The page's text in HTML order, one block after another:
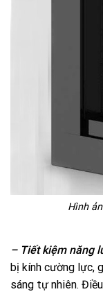
Hình
– Tiết kiệm năng
bị kính cường lực,
sáng tự nhiên.